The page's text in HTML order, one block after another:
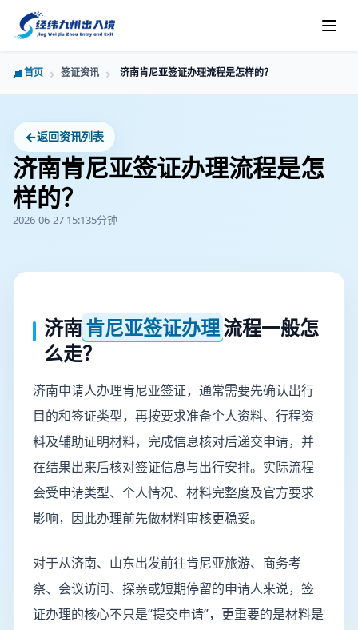
首页 签证资讯 济南肯尼亚签证办理流程是怎样的？
←返回资讯列表
济南肯尼亚签证办理流程是怎
样的？
2026-06-27 15:135分钟
济南肯尼亚签证办理流程一般怎
么走？
济南申请人办理肯尼亚签证，通常需要先确认出行
目的和签证类型，再按要求准备个人资料、行程资
料及辅助证明材料，完成信息核对后递交申请，并
在结果出来后核对签证信息与出行安排。实际流程
会受申请类型、个人情况、材料完整度及官方要求
影响，因此办理前先做材料审核更稳妥。
对于从济南、山东出发前往肯尼亚旅游、商务考
察、会议访问、探亲或短期停留的申请人来说，签
证办理的核心不只是“提交申请”，更重要的是材料是